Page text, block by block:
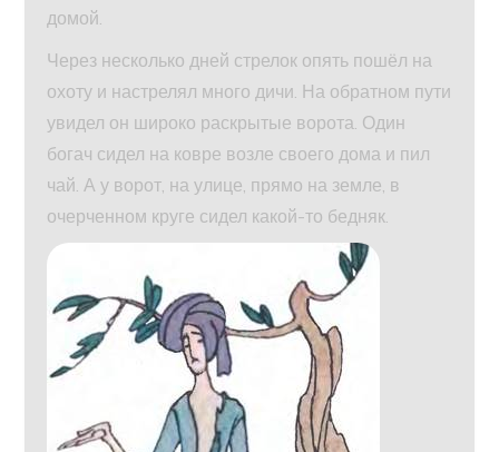
домой.
Через несколько дней стрелок опять пошёл на
охоту и настрелял много дичи. На обратном пути
увидел он широко раскрытые ворота. Один
богач сидел на ковре возле своего дома и пил
чай. А у ворот, на улице, прямо на земле, в
очерченном круге сидел какой-то бедняк.